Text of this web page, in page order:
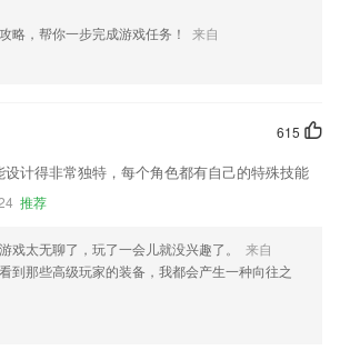
略，帮你一步完成游戏任务！
来自
615
计得非常独特，每个角色都有自己的特殊技能
推荐
戏太无聊了，玩了一会儿就没兴趣了。
来自
到那些高级玩家的装备，我都会产生一种向往之